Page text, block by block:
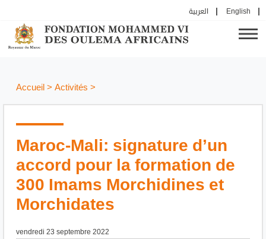
العربية English
Accueil> Activités >
Maroc-Mali: signature d’un
accord pour la formation de
300 Imams Morchidines et
Morchidates
vendredi 23 septembre 2022